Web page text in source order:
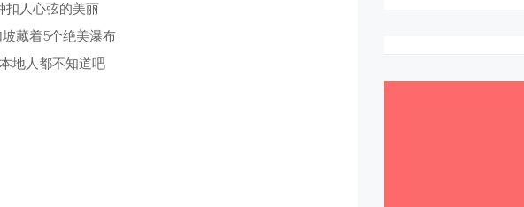
扣人心弦的美丽
藏着5个绝美瀑布
地人都不知道吧